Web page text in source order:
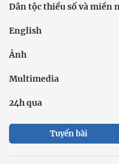
Dân tộc thiểu số và miền
English
Ảnh
Multimedia
24h qua
Tuyến bài